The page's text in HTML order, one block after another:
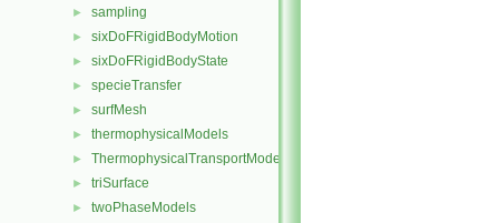
► sampling
► sixDoFRigidBodyMotion
► sixDoFRigidBodyState
► specieTransfer
► surfMesh
► thermophysicalModels
► ThermophysicalTransportModels
► triSurface
► twoPhaseModels